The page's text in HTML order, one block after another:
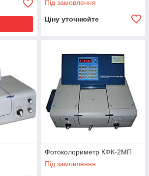
Під замовлення
Ціну уточнюйте
Фотоколориметр КФК-2МП
Під замовлення